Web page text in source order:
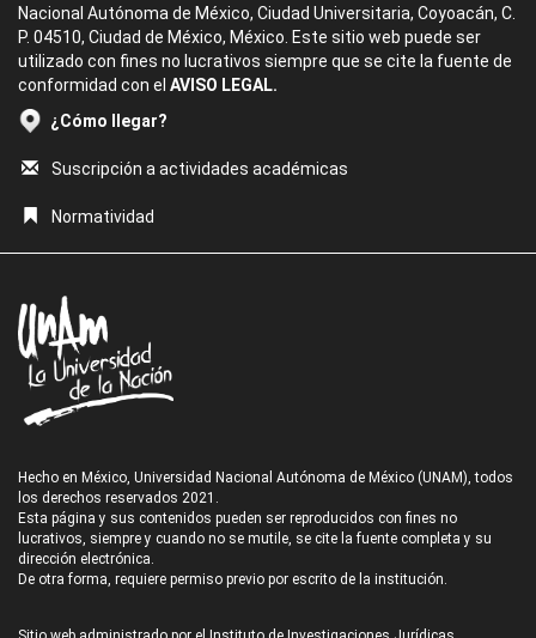
Nacional Autónoma de México, Ciudad Universitaria, Coyoacán, C.
P. 04510, Ciudad de México, México. Este sitio web puede ser
utilizado con fines no lucrativos siempre que se cite la fuente de
conformidad con el AVISO LEGAL.
¿Cómo llegar?
Suscripción a actividades académicas
Normatividad
Hecho en México, Universidad Nacional Autónoma de México (UNAM), todos
los derechos reservados 2021.
Esta página y sus contenidos pueden ser reproducidos con fines no
lucrativos, siempre y cuando no se mutile, se cite la fuente completa y su
dirección electrónica.
De otra forma, requiere permiso previo por escrito de la institución.